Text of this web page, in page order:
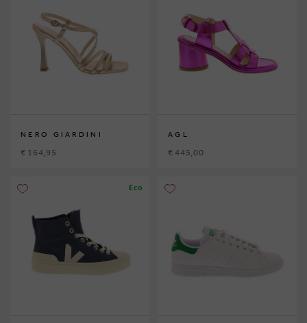
NERO GIARDINI
€ 164,95
AGL
€ 445,00
Eco